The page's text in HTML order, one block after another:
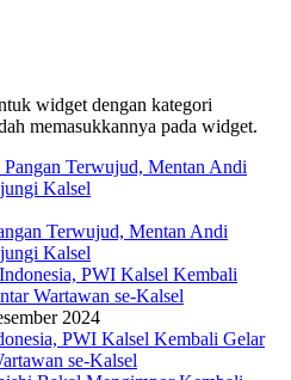
widget dengan kategori
memasukkannya pada widget.
Terwujud, Mentan Andi
Kalsel
2024
PWI Kalsel Kembali Gelar
se-Kalsel